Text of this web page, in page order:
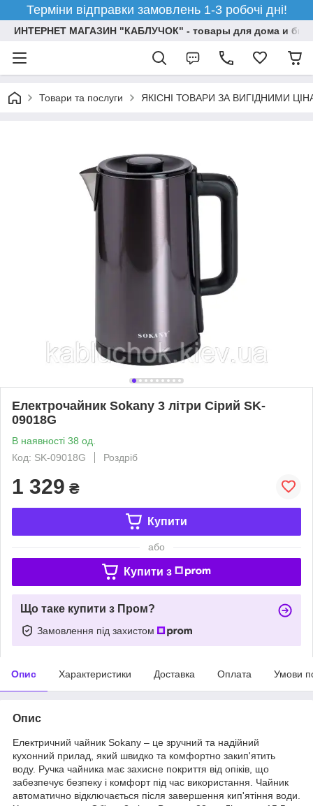
Терміни відправки замовлень 1-3 робочі дні!
ИНТЕРНЕТ МАГАЗИН "КАБЛУЧОК" - товары для дома и
Товари та послуги ЯКІСНІ ТОВАРИ ЗА ВИГІДНИМИ
Електрочайник Sokany 3 літри Сірий SK-
09018G
В наявності 38 од.
Код: SK-09018G
Роздріб
1 329 ₴
Купити
або
Купити з
Що таке купити з Пром?
Замовлення під захистом
Опис Характеристики Доставка Оплата Умови
Опис
Електричний чайник Sokany – це зручний та надійний
кухонний прилад, який швидко та комфортно закип'ятить
воду. Ручка чайника має захисне покриття від опіків, що
забезпечує безпеку і комфорт під час використання. Чайник
автоматично відключається після завершення кип'ятіння води.